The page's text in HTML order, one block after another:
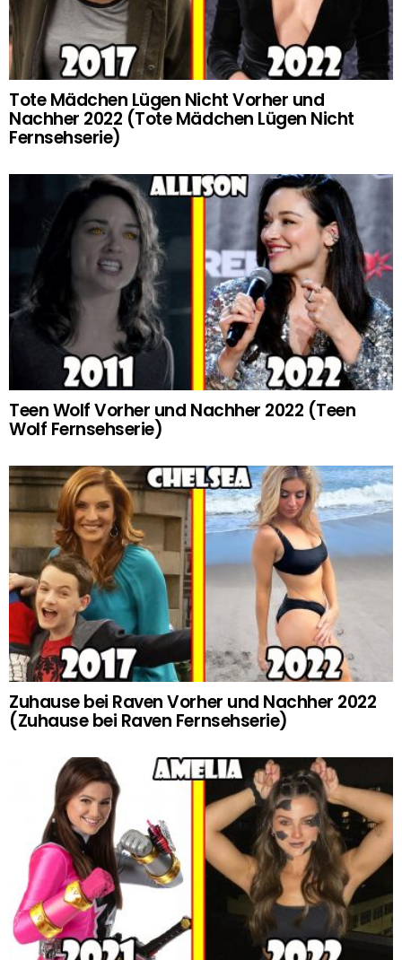
Tote Mädchen Lügen Nicht Vorher und
Nachher 2022 (Tote Mädchen Lügen Nicht
Fernsehserie)
Teen Wolf Vorher und Nachher 2022 (Teen
Wolf Fernsehserie)
Zuhause bei Raven Vorher und Nachher 2022
(Zuhause bei Raven Fernsehserie)